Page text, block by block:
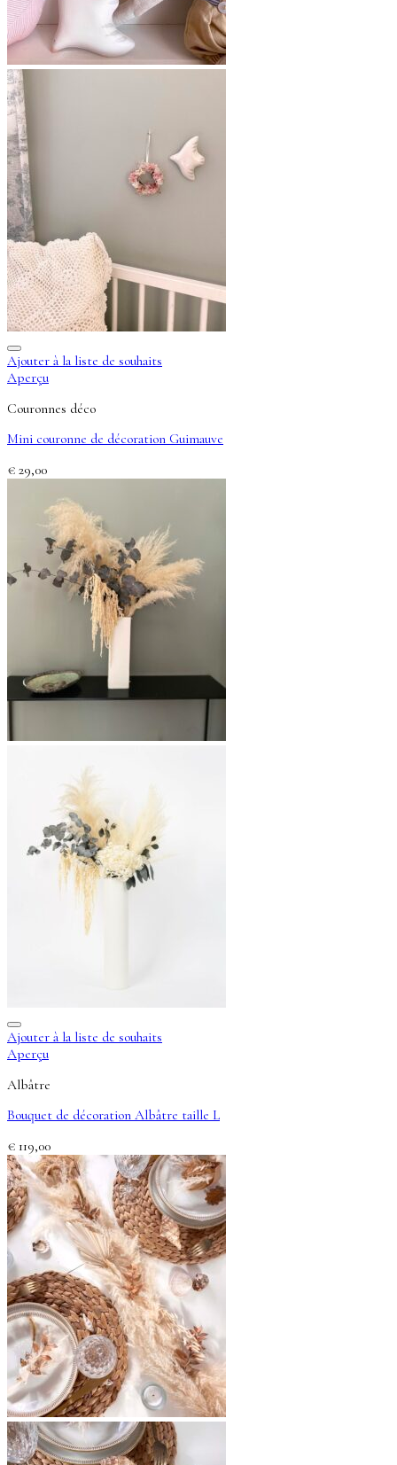
Ajouter à la liste de souhaits
Aperçu
Couronnes déco
Mini couronne de décoration Guimauve
€ 29,00
Ajouter à la liste de souhaits
Aperçu
Albâtre
Bouquet de décoration Albâtre taille L
€ 119,00